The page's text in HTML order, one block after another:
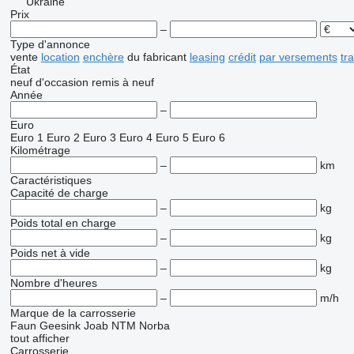
Prix
–
Type d'annonce
vente location enchère du fabricant leasing crédit par versements
État
neuf d'occasion remis à neuf
Année
–
Euro
Euro 1 Euro 2 Euro 3 Euro 4 Euro 5 Euro 6
Kilométrage
–
km
Caractéristiques
Capacité de charge
–
kg
Poids total en charge
–
kg
Poids net à vide
–
kg
Nombre d'heures
–
m/h
Marque de la carrosserie
Faun Geesink Joab NTM Norba
tout afficher
Carrosserie